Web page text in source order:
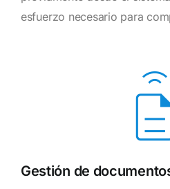
esfuerzo necesario para
Gestión de